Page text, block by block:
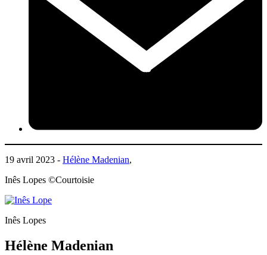
19 avril 2023 - Hélène Madenian,
Inês Lopes ©Courtoisie
Inês Lopes
Hélène Madenian